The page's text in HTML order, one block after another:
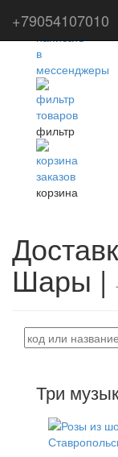
фильтр
корзина
Шары |
Три
+79054107010